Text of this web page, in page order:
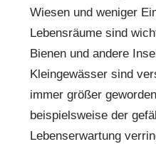
Wiesen und weniger
Lebensräume sind
Bienen und andere
Kleingewässer sind
immer größer
beispielsweise der
Lebenserwartung